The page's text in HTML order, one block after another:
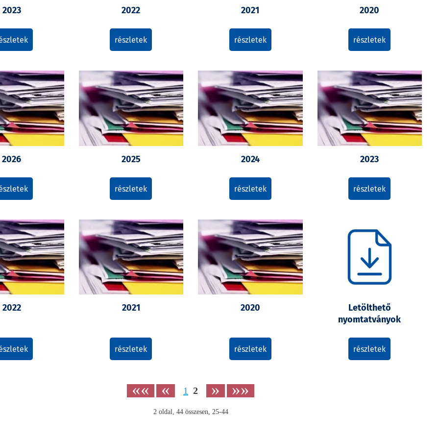
2023 2022
részletek
2021
részletek
2020
részletek
2026 2025
részletek
2024
részletek
2023
részletek
2022 2021
részletek
2020
részletek
Letölthető
nyomtatványok
részletek
«« « 1 2 » »»
2 oldal, 44 összesen, 25-44